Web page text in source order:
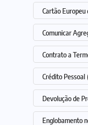
Cartão Europeu
Comunicar
Contrato a
Crédito Pessoal
Devolução de
Englobamento